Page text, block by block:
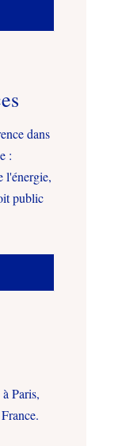
dans
:
l'énergie,
public
Paris,